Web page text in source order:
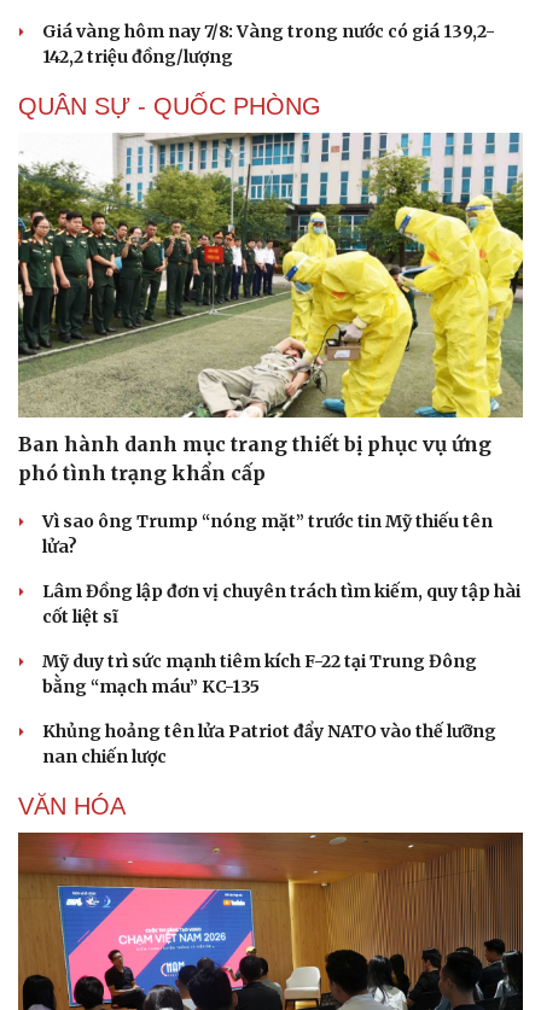
Giá vàng hôm nay 7/8: Vàng trong nước có giá 139,2-
142,2 triệu đồng/lượng
QUÂN SỰ - QUỐC PHÒNG
Ban hành danh mục trang thiết bị phục vụ ứng
phó tình trạng khẩn cấp
Vì sao ông Trump “nóng mặt” trước tin Mỹ thiếu tên
lửa?
Lâm Đồng lập đơn vị chuyên trách tìm kiếm, quy tập hài
cốt liệt sĩ
Mỹ duy trì sức mạnh tiêm kích F-22 tại Trung Đông
bằng “mạch máu” KC-135
Khủng hoảng tên lửa Patriot đẩy NATO vào thế lưỡng
nan chiến lược
VĂN HÓA